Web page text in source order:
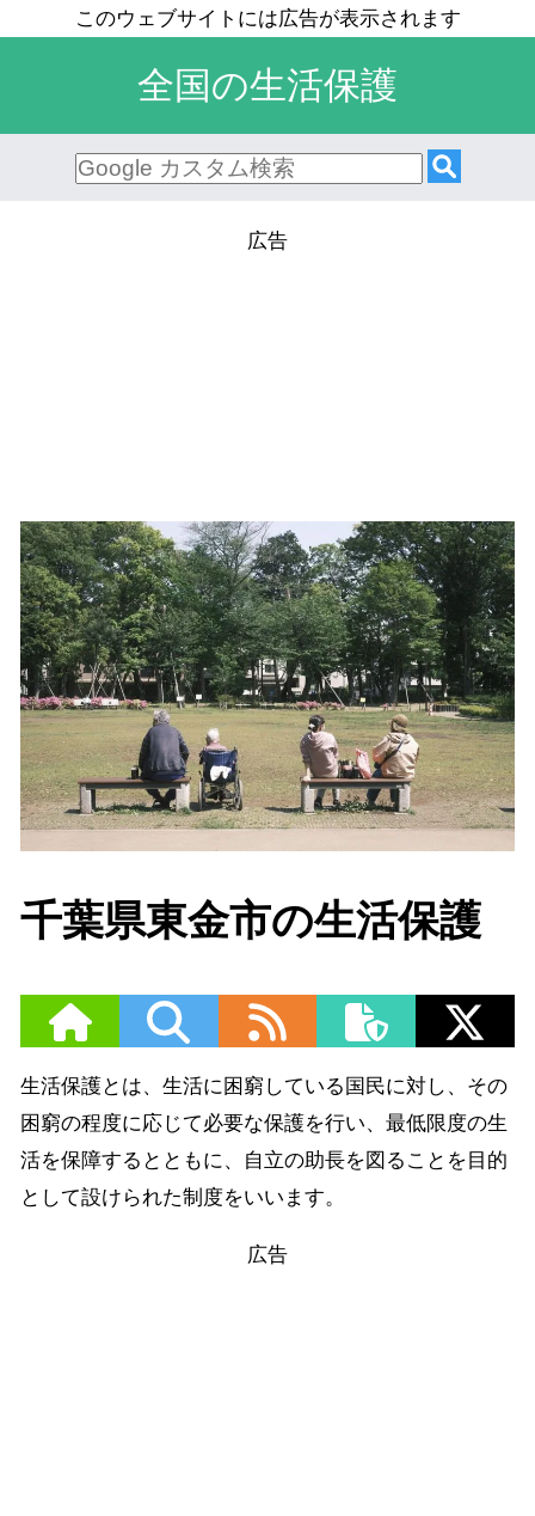
全国の生活保護
千葉県東金市の生活保護
生活保護とは、生活に困窮している国民に対し、その
困窮の程度に応じて必要な保護を行い、最低限度の生
活を保障するとともに、自立の助長を図ることを目的
として設けられた制度をいいます。